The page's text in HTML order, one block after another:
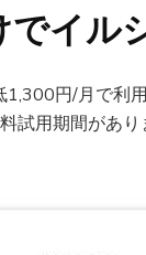
でイ
1,300円/月で利
試用期間があ